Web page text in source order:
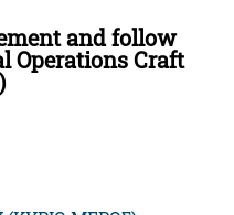
and follow
Operations Craft